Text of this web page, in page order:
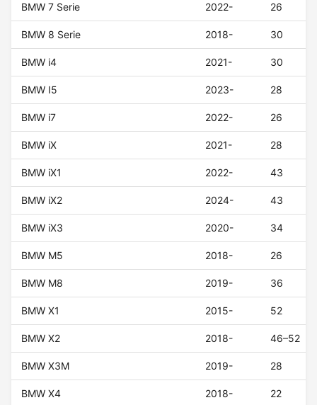
BMW 7 Serie 2022- 26
BMW 8 Serie 2018- 30
BMW i4 2021- 30
BMW I5 2023- 28
BMW i7 2022- 26
BMW iX 2021- 28
BMW iX1 2022- 43
BMW iX2 2024- 43
BMW iX3 2020- 34
BMW M5 2018- 26
BMW M8 2019- 36
BMW X1 2015- 52
BMW X2 2018- 46–52
BMW X3M 2019- 28
BMW X4 2018- 22